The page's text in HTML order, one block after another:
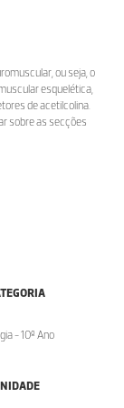
ou seja, o
esquelética,
de acetilcolina.
sobre as secções
- 10º Ano